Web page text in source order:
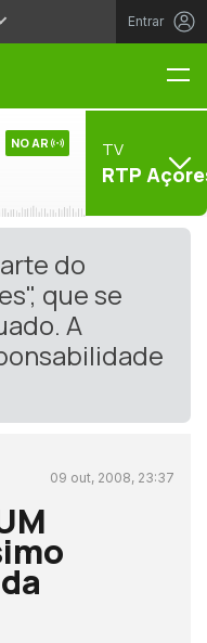
Entrar
NO AR TV
RTP
do
que se
A
09 out, 2008, 23:37